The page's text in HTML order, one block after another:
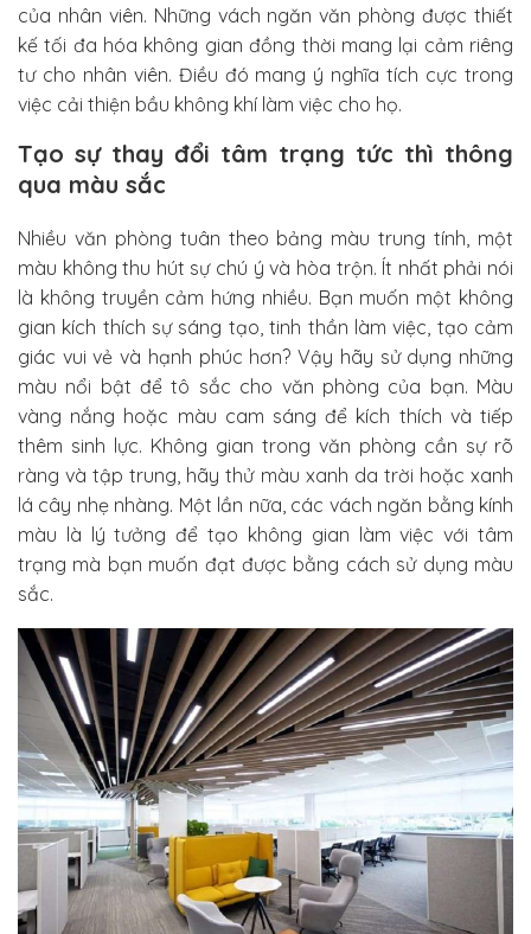
của nhân viên. Những vách ngăn văn phòng được thiết
kế tối đa hóa không gian đồng thời mang lại cảm riêng
tư cho nhân viên. Điều đó mang ý nghĩa tích cực trong
việc cải thiện bầu không khí làm việc cho họ.
Tạo sự thay đổi tâm trạng tức thì thông
qua màu sắc
Nhiều văn phòng tuân theo bảng màu trung tính, một
màu không thu hút sự chú ý và hòa trộn. Ít nhất phải nói
là không truyền cảm hứng nhiều. Bạn muốn một không
gian kích thích sự sáng tạo, tinh thần làm việc, tạo cảm
giác vui vẻ và hạnh phúc hơn? Vậy hãy sử dụng những
màu nổi bật để tô sắc cho văn phòng của bạn. Màu
vàng nắng hoặc màu cam sáng để kích thích và tiếp
thêm sinh lực. Không gian trong văn phòng cần sự rõ
ràng và tập trung, hãy thử màu xanh da trời hoặc xanh
lá cây nhẹ nhàng. Một lần nữa, các vách ngăn bằng kính
màu là lý tưởng để tạo không gian làm việc với tâm
trạng mà bạn muốn đạt được bằng cách sử dụng màu
sắc.